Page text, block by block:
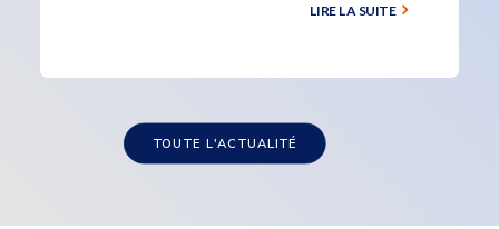
LIRE LA SUITE
TOUTE L'ACTUALITÉ